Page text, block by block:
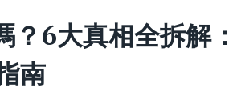
6大真相全拆解：
南